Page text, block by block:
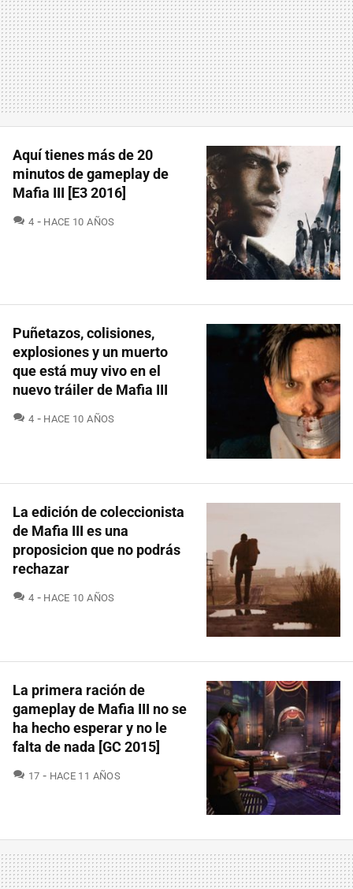
Aquí tienes más de 20
minutos de gameplay de
Mafia III [E3 2016]
4 COMENTARIOS
HACE 10 AÑOS
Puñetazos, colisiones,
explosiones y un muerto
que está muy vivo en el
nuevo tráiler de Mafia III
4 COMENTARIOS
HACE 10 AÑOS
La edición de coleccionista
de Mafia III es una
proposicion que no podrás
rechazar
4 COMENTARIOS
HACE 10 AÑOS
La primera ración de
gameplay de Mafia III no se
ha hecho esperar y no le
falta de nada [GC 2015]
17 COMENTARIOS
HACE 11 AÑOS